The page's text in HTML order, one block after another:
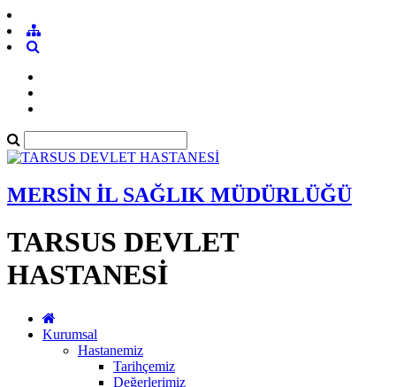
MERSİN İL SAĞLIK MÜDÜRLÜĞÜ
TARSUS DEVLET
HASTANESİ
Kurumsal
Hastanemiz
Tarihçemiz
Değerlerimiz